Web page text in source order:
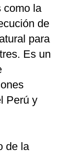
como la
de
para
Es un
Perú y
de la